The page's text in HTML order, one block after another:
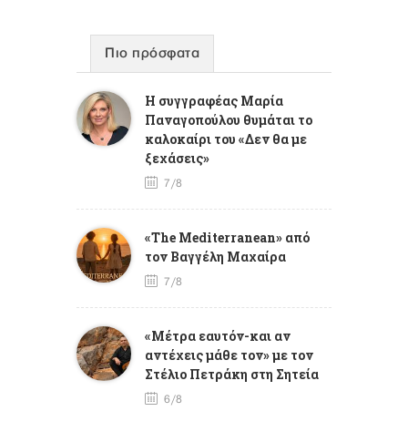
Πιο πρόσφατα
Η συγγραφέας Μαρία
Παναγοπούλου θυμάται το
καλοκαίρι του «Δεν θα με
ξεχάσεις»
7/8
«The Mediterranean» από
τον Βαγγέλη Μαχαίρα
7/8
«Μέτρα εαυτόν-και αν
αντέχεις μάθε τον» με τον
Στέλιο Πετράκη στη Σητεία
6/8